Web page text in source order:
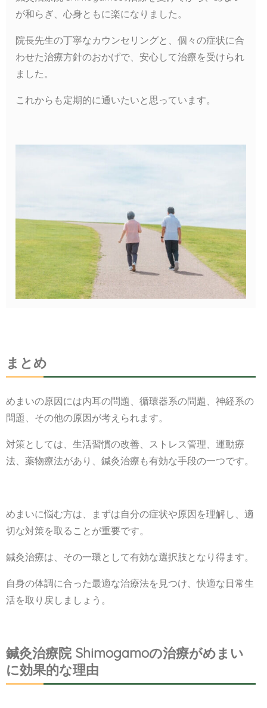
が和らぎ、心身ともに楽になりました。
院長先生の丁寧なカウンセリングと、個々の症状に合
わせた治療方針のおかげで、安心して治療を受けられ
ました。
これからも定期的に通いたいと思っています。
まとめ
めまいの原因には内耳の問題、循環器系の問題、神経系の
問題、その他の原因が考えられます。
対策としては、生活習慣の改善、ストレス管理、運動療
法、薬物療法があり、鍼灸治療も有効な手段の一つです。
めまいに悩む方は、まずは自分の症状や原因を理解し、適
切な対策を取ることが重要です。
鍼灸治療は、その一環として有効な選択肢となり得ます。
自身の体調に合った最適な治療法を見つけ、快適な日常生
活を取り戻しましょう。
鍼灸治療院 Shimogamoの治療がめまい
に効果的な理由